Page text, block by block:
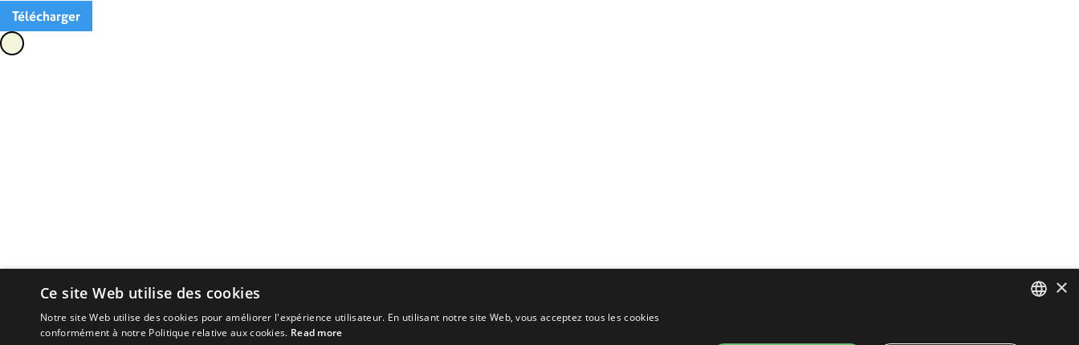
Télécharger
×
Ce site Web utilise des cookies
Notre site Web utilise des cookies pour améliorer l'expérience utilisateur. En utilisant notre site Web, vous acceptez tous les cookies
conformément à notre Politique relative aux cookies. Read more